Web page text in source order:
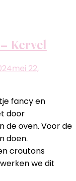
Kervel
mei 22,
fancy en
door
de oven. Voor de
doen.
croutons
we dit